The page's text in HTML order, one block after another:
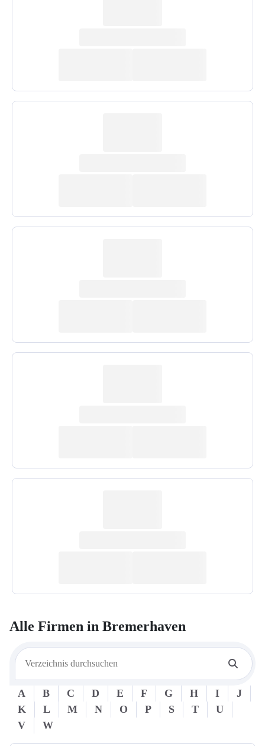
Alle Firmen in Bremerhaven
A B C D E F G H I
J
K
L M N O P S T
U
V
W